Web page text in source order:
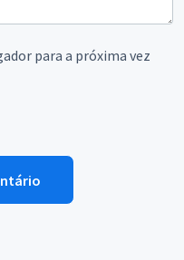
para a próxima vez